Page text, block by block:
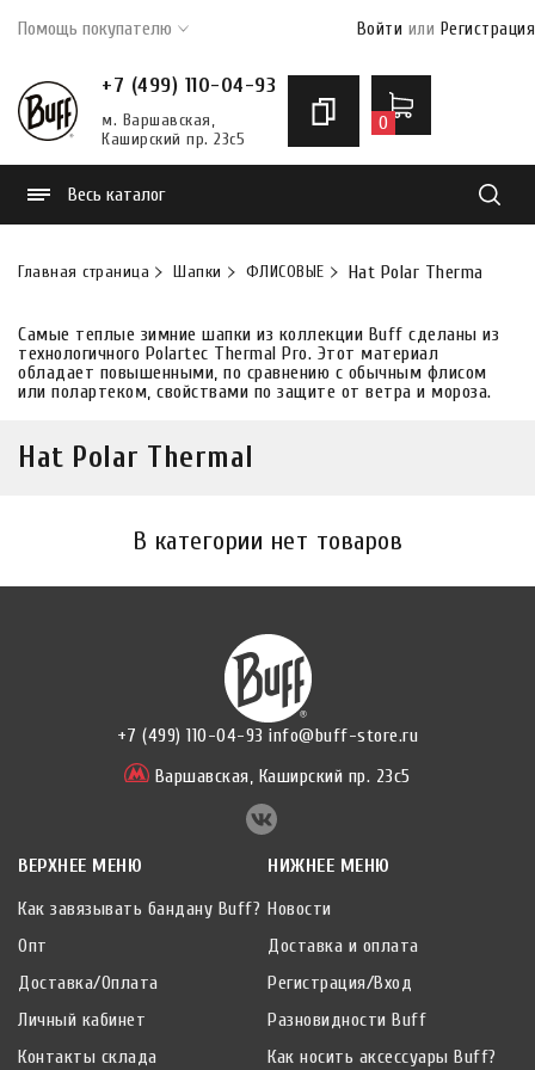
Помощь покупателю Войти или Регистрация
+7 (499) 110-04-93
м. Варшавская,
Каширский пр. 23с5
0
Весь каталог
Главная страница Шапки ФЛИСОВЫЕ Hat Polar Thermal
Самые теплые зимние шапки из коллекции Buff сделаны из
технологичного Polartec Thermal Pro. Этот материал
обладает повышенными, по сравнению с обычным флисом
или полартеком, свойствами по защите от ветра и мороза.
Hat Polar Thermal
В категории нет товаров
+7 (499) 110-04-93 info@buff-store.ru
Варшавская, Каширский пр. 23с5
ВЕРХНЕЕ МЕНЮ
Как завязывать бандану Buff?
Опт
Доставка/Оплата
Личный кабинет
Контакты склада
НИЖНЕЕ МЕНЮ
Новости
Доставка и оплата
Регистрация/Вход
Разновидности Buff
Как носить аксессуары Buff?